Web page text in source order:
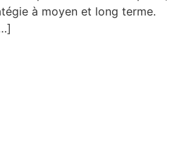
à moyen et long terme.